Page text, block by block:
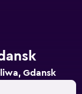
Gdansk